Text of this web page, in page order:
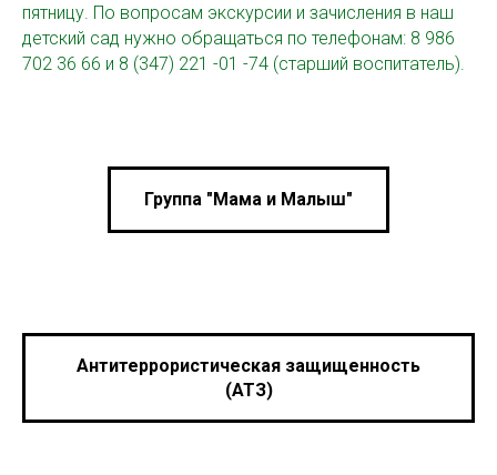
пятницу. По вопросам экскурсии и зачисления в наш
детский сад нужно обращаться по телефонам: 8 986
702 36 66 и 8 (347) 221 -01 -74 (старший воспитатель).
Группа "Мама и Малыш"
Антитеррористическая защищенность
(АТЗ)